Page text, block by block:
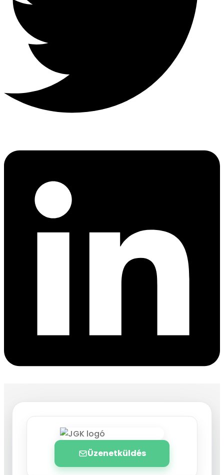
Üzenetküldés